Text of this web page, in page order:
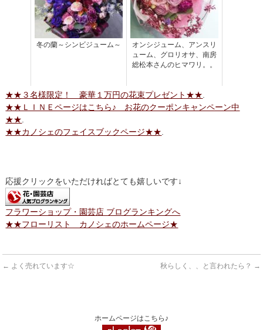
冬の蘭～シンビジューム～
オンシジューム、アンスリ
ューム、グロリオサ、南房
総松本さんのヒマワリ。。
★★３名様限定！ 豪華１万円の花束プレゼント★★
★★ＬＩＮＥページはこちら♪ お花のクーポンキャンペーン中
★★
★★カノシェのフェイスブックページ★★
応援クリックをいただければとても嬉しいです↓
フラワーショップ・園芸店 ブログランキングへ
★★フローリスト カノシェのホームページ★
← よく売れています☆ 秋らしく、、と言われたら？ →
ホームページはこちら♪